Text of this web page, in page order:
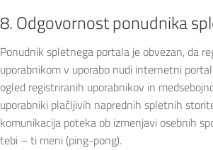
8. Odgovornost ponudnika
Ponudnik spletnega portala je obvezan, da
uporabnikom v uporabo nudi internetni
ogled registriranih uporabnikov in
uporabniki plačljivih naprednih spletnih
komunikacija poteka ob izmenjavi osebnih
tebi – ti meni (ping-pong).